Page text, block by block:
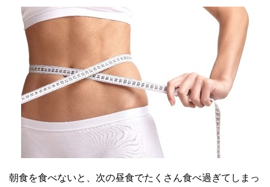
朝食を食べないと、次の昼食でたくさん食べ過ぎてしまっ